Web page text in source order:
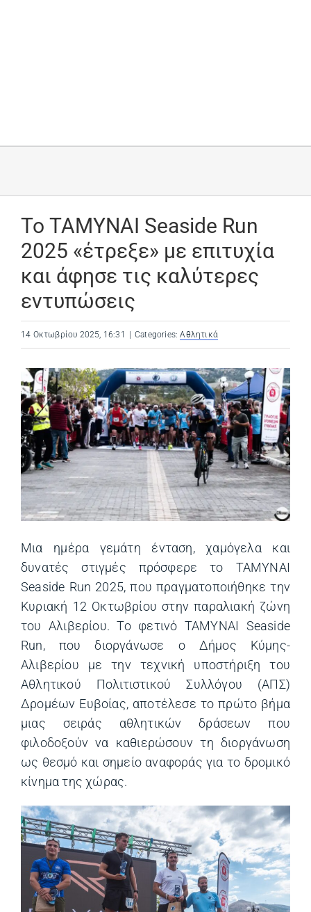
Το ΤΑΜΥΝΑΙ Seaside Run
2025 «έτρεξε» με επιτυχία
και άφησε τις καλύτερες
εντυπώσεις
14 Οκτωβρίου 2025, 16:31 Categories:Αθλητικά
Μια ημέρα γεμάτη ένταση, χαμόγελα και
δυνατές στιγμές πρόσφερε το ΤΑΜΥΝΑΙ
Seaside Run 2025, που πραγματοποιήθηκε την
Κυριακή 12 Οκτωβρίου στην παραλιακή ζώνη
του Αλιβερίου. Το φετινό ΤΑΜΥΝΑΙ Seaside
Run, που διοργάνωσε ο Δήμος Κύμης-
Αλιβερίου με την τεχνική υποστήριξη του
Αθλητικού Πολιτιστικού Συλλόγου (ΑΠΣ)
Δρομέων Ευβοίας, αποτέλεσε το πρώτο βήμα
μιας σειράς αθλητικών δράσεων που
φιλοδοξούν να καθιερώσουν τη διοργάνωση
ως θεσμό και σημείο αναφοράς για το δρομικό
κίνημα της χώρας.